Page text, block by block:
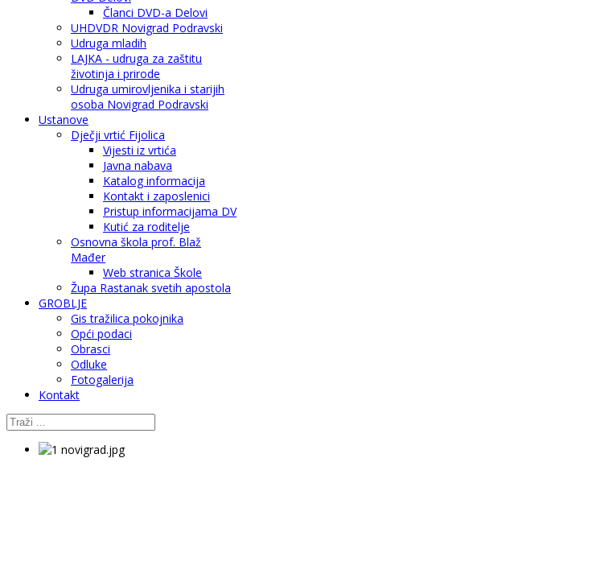
Članci DVD-a Delovi
UHDVDR Novigrad Podravski
Udruga mladih
LAJKA - udruga za zaštitu
životinja i prirode
Udruga umirovljenika i starijih
osoba Novigrad Podravski
Ustanove
Dječji vrtić Fijolica
Vijesti iz vrtića
Javna nabava
Katalog informacija
Kontakt i zaposlenici
Pristup informacijama DV
Kutić za roditelje
Osnovna škola prof. Blaž
Mađer
Web stranica Škole
Župa Rastanak svetih apostola
GROBLJE
Gis tražilica pokojnika
Opći podaci
Obrasci
Odluke
Fotogalerija
Kontakt